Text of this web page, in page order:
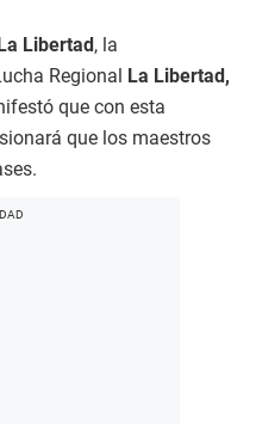
La Libertad , la
Regional
La Libertad,
que con esta
que los maestros